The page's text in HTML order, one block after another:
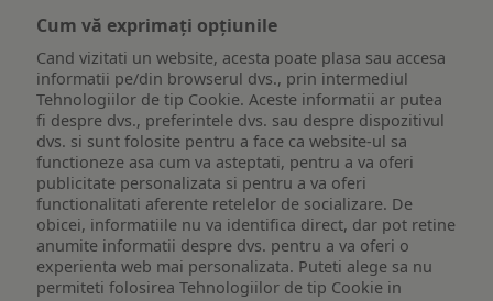
Cum vă exprimați opțiunile
Cand vizitati un website, acesta poate plasa sau accesa
informatii pe/din browserul dvs., prin intermediul
Tehnologiilor de tip Cookie. Aceste informatii ar putea
fi despre dvs., preferintele dvs. sau despre dispozitivul
dvs. si sunt folosite pentru a face ca website-ul sa
functioneze asa cum va asteptati, pentru a va oferi
publicitate personalizata si pentru a va oferi
functionalitati aferente retelelor de socializare. De
obicei, informatiile nu va identifica direct, dar pot retine
anumite informatii despre dvs. pentru a va oferi o
experienta web mai personalizata. Puteti alege sa nu
permiteti folosirea Tehnologiilor de tip Cookie in